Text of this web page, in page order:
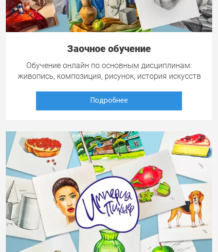
Заочное обучение
Обучение онлайн по основным дисциплинам:
живопись, композиция, рисунок, история искусств
Подробнее